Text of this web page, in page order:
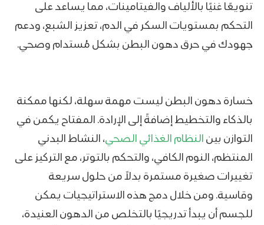
تنويعًا غنيًا بالألياف والفيتامينات، مما يساعد على
التحكم بمستويات السكر في الدم، تعزيز الشبع، ودعم
جهودك في حرق دهون البطن بشكل مُستدام وصحي.
خسارة دهون البطن ليست مهمة سهلة، لكنها ممكنة
بالذكاء والتخطيط إضافةً إلى الإرادة. المفتاح يكمن في
التوازن بين النظام الغذائي الصحي، النشاط البدني
المنتظم، النوم الكافي، والتحكم بالتوتر، مع التركيز على
تغييرات صغيرة مستمرة بدلاً من حلول سريعة
وقاسية. ومن خلال دمج هذه الاستراتيجيات يمكن
للجسم أن يبدأ تدريجيًا بالتخلص من الدهون العنيدة،